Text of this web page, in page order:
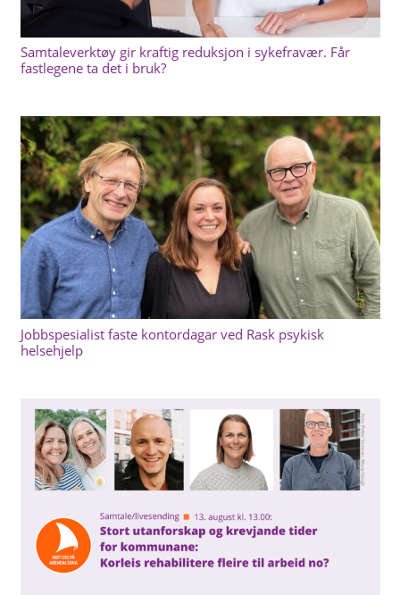
Samtaleverktøy gir kraftig reduksjon i sykefravær. Får
fastlegene ta det i bruk?
Jobbspesialist faste kontordagar ved Rask psykisk
helsehjelp